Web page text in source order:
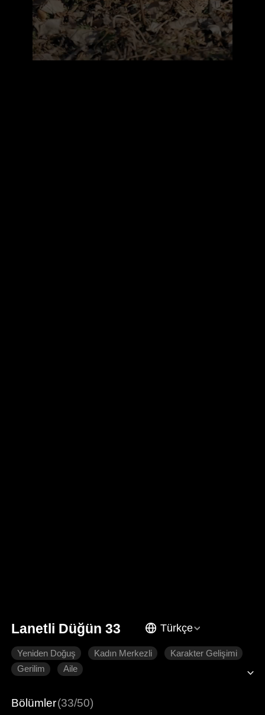
Lanetli Düğün 33 Türkçe
Yeniden Doğuş Kadın Merkezli
Karakter Gelişimi
Gerilim
Aile
Bölümler(33/50)